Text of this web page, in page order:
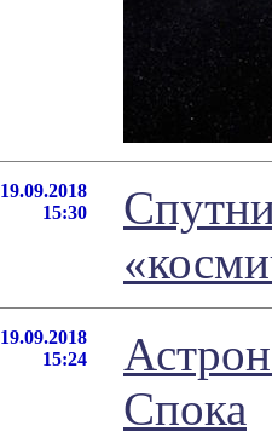
19.09.2018
15:30
19.09.2018
15:24
Спока